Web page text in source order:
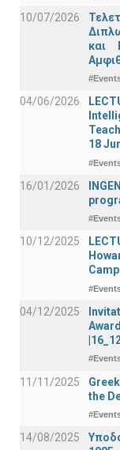
10/07/2026
και
04/06/2026
18
16/01/2026
10/12/2025
04/12/2025
11/11/2025
the
14/08/2025